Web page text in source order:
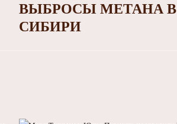
ВЫБРОСЫ МЕТАНА В
СИБИРИ